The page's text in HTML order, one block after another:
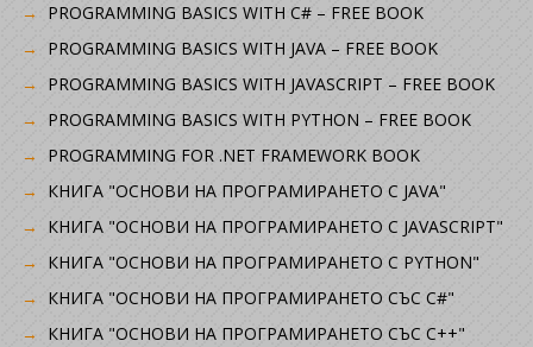
PROGRAMMING BASICS WITH C# – FREE BOOK
PROGRAMMING BASICS WITH JAVA – FREE BOOK
PROGRAMMING BASICS WITH JAVASCRIPT – FREE BOOK
PROGRAMMING BASICS WITH PYTHON – FREE BOOK
PROGRAMMING FOR .NET FRAMEWORK BOOK
КНИГА "ОСНОВИ НА ПРОГРАМИРАНЕТО С JAVA"
КНИГА "ОСНОВИ НА ПРОГРАМИРАНЕТО С JAVASCRIPT"
КНИГА "ОСНОВИ НА ПРОГРАМИРАНЕТО С PYTHON"
КНИГА "ОСНОВИ НА ПРОГРАМИРАНЕТО СЪС C#"
КНИГА "ОСНОВИ НА ПРОГРАМИРАНЕТО СЪС C++"